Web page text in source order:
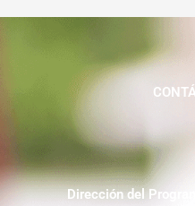
Dirección del